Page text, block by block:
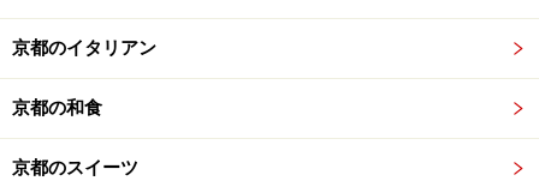
京都のイタリアン
京都の和食
京都のスイーツ